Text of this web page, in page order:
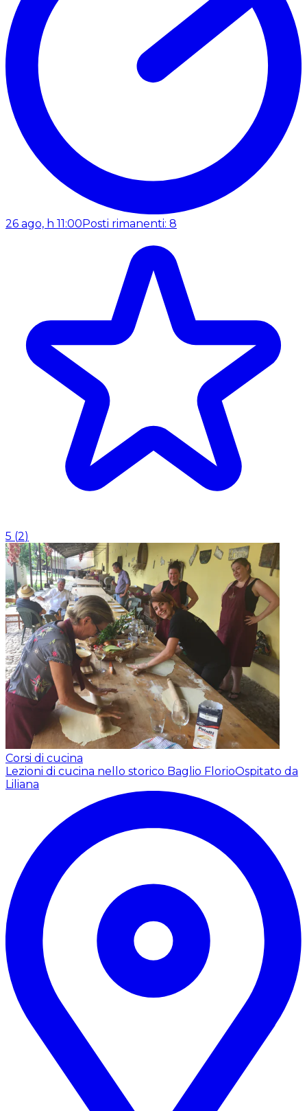
26 ago, h 11:00Posti rimanenti: 8
5 (2)
Corsi di cucina
Lezioni di cucina nello storico Baglio FlorioOspitato da
Liliana